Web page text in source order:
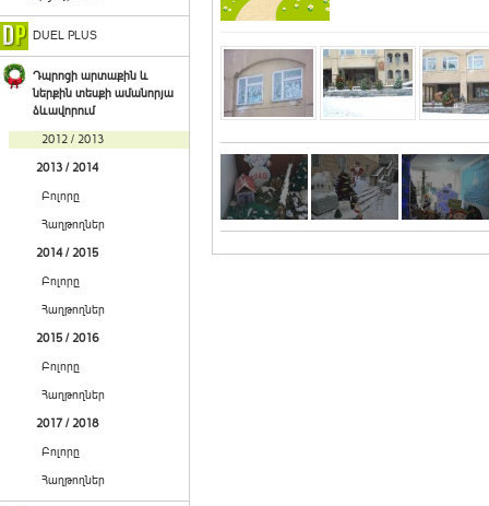
DUEL PLUS
Դպրոցի արտաքին և
ներքին տեսքի ամանորյա
ձևավորում
2012 / 2013
2013 / 2014
Բոլորը
Հաղթողներ
2014 / 2015
Բոլորը
Հաղթողներ
2015 / 2016
Բոլորը
Հաղթողներ
2017 / 2018
Բոլորը
Հաղթողներ